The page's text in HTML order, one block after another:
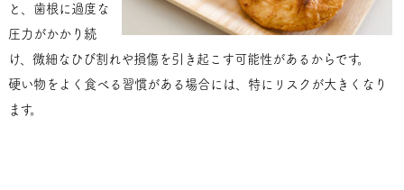
と、歯根に過度な
圧力がかかり続
け、微細なひび割れや損傷を引き起こす可能性があるからです。
硬い物をよく食べる習慣がある場合には、特にリスクが大きくなり
ます。